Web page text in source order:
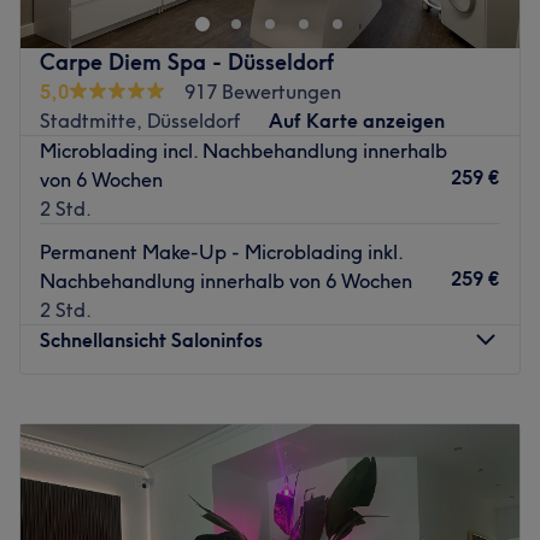
Pempelfort macht genau das! Ob jung oder alt, deine
Haut hat auch mal eine Auszeit verdient! Finde deinen
Wunschtermin jetzt ganz einfach online oder per App
über Treatwell und zeig deiner Haut, wie sehr du sie
schätzt.
Zurück zur Salonansicht
Carpe Diem Spa - Düsseldorf
5,0
917 Bewertungen
Stadtmitte, Düsseldorf
Auf Karte anzeigen
Microblading incl. Nachbehandlung innerhalb
von 6 Wochen
2 Std.
259 €
Permanent Make-Up - Microblading inkl.
Nachbehandlung innerhalb von 6 Wochen
2 Std.
259 €
Schnellansicht Saloninfos
Dienstag
Mittwoch
10:00
Donnerstag
10:00
Freitag
10:00